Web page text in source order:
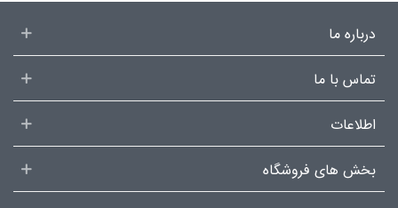
درباره ما
تماس با ما
اطلاعات
بخش های فروشگاه